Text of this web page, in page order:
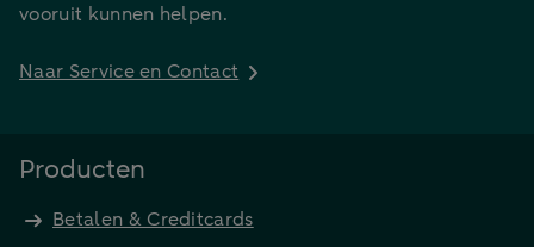
vooruit kunnen helpen.
Naar Service en Contact
Producten
Betalen & Creditcards